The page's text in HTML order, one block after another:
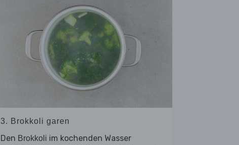
3. Brokkoli garen
Den Brokkoli im kochenden Wasser